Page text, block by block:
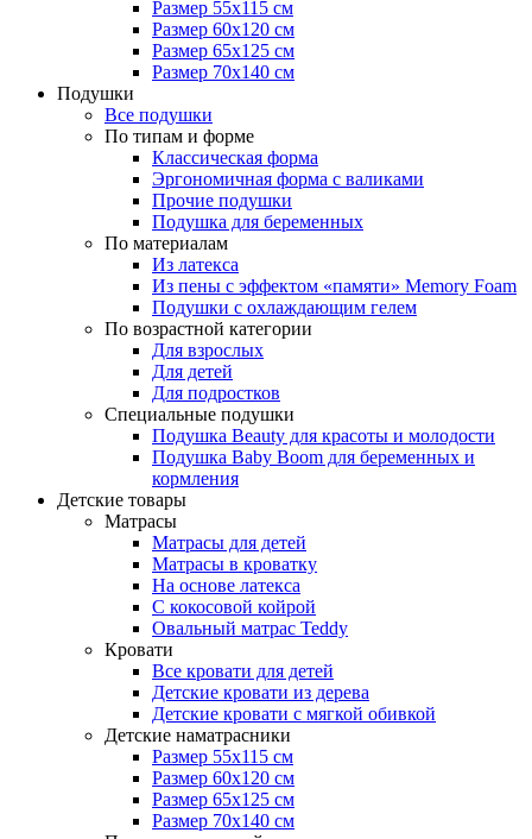
Размер 55x115 см
Размер 60x120 см
Размер 65x125 см
Размер 70x140 см
Подушки
Все подушки
По типам и форме
Классическая форма
Эргономичная форма с валиками
Прочие подушки
Подушка для беременных
По материалам
Из латекса
Из пены с эффектом «памяти» Memory Foam
Подушки с охлаждающим гелем
По возрастной категории
Для взрослых
Для детей
Для подростков
Специальные подушки
Подушка Beauty для красоты и молодости
Подушка Baby Boom для беременных и
кормления
Детские товары
Матрасы
Матрасы для детей
Матрасы в кроватку
На основе латекса
С кокосовой койрой
Овальный матрас Teddy
Кровати
Все кровати для детей
Детские кровати из дерева
Детские кровати с мягкой обивкой
Детские наматрасники
Размер 55x115 см
Размер 60x120 см
Размер 65x125 см
Размер 70x140 см